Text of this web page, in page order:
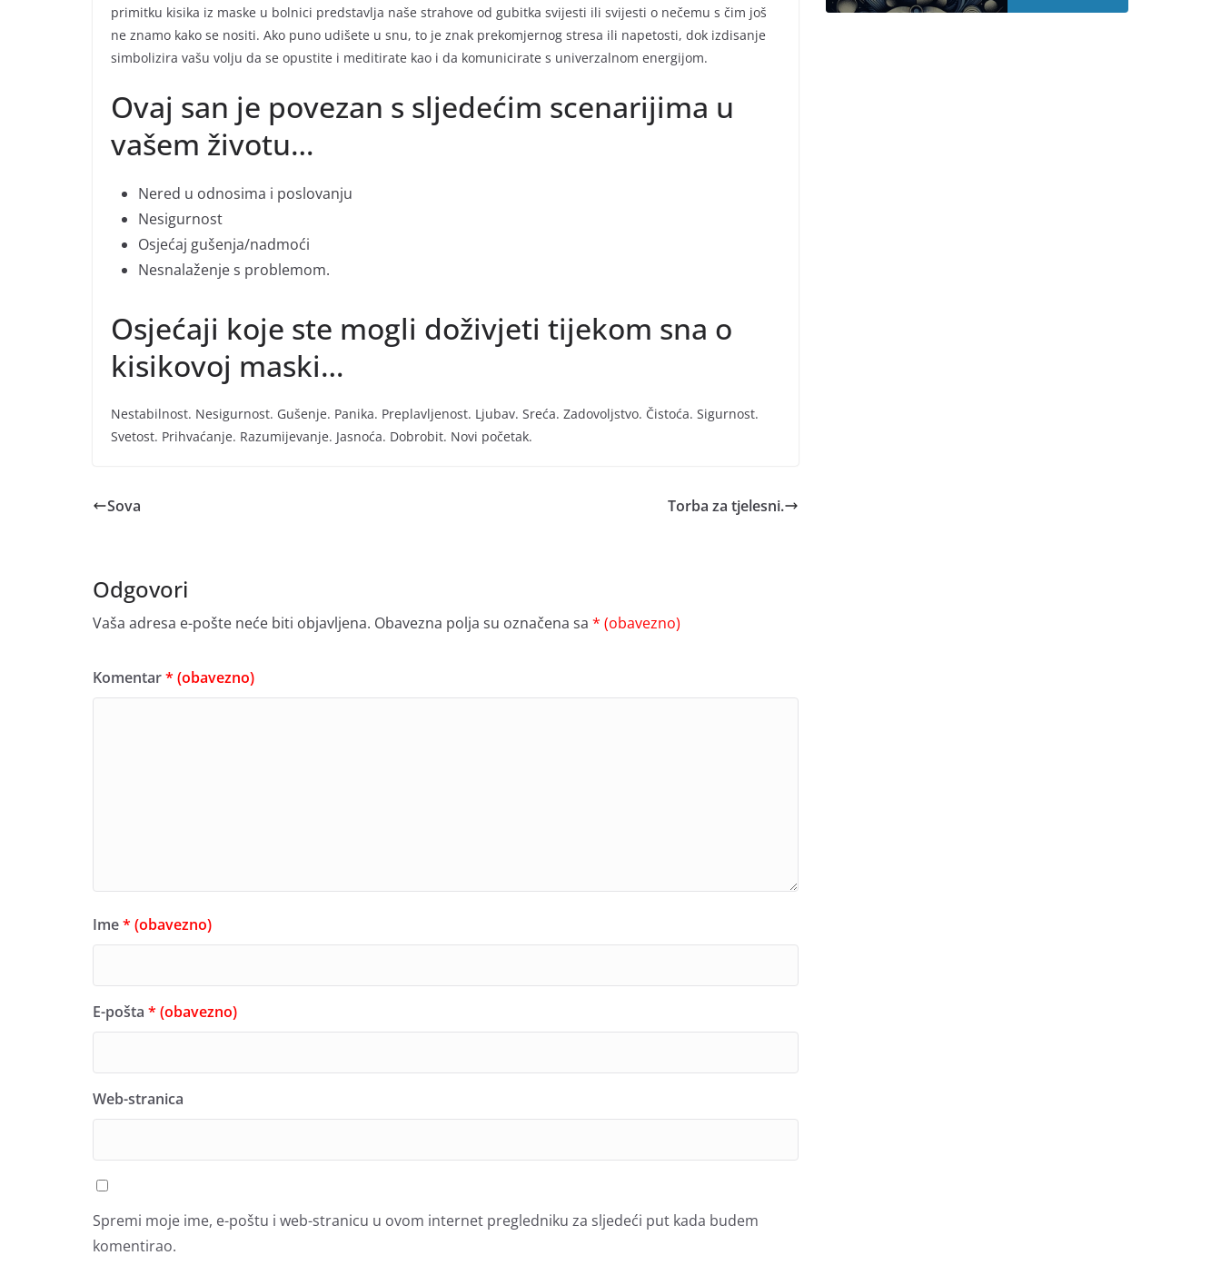
primitku kisika iz maske u bolnici predstavlja naše strahove od gubitka svijesti ili svijesti o nečemu s čim još
ne znamo kako se nositi. Ako puno udišete u snu, to je znak prekomjernog stresa ili napetosti, dok izdisanje
simbolizira vašu volju da se opustite i meditirate kao i da komunicirate s univerzalnom energijom.
Ovaj san je povezan s sljedećim scenarijima u
vašem životu…
Nered u odnosima i poslovanju
Nesigurnost
Osjećaj gušenja/nadmoći
Nesnalaženje s problemom.
Osjećaji koje ste mogli doživjeti tijekom sna o
kisikovoj maski…
Nestabilnost. Nesigurnost. Gušenje. Panika. Preplavljenost. Ljubav. Sreća. Zadovoljstvo. Čistoća. Sigurnost.
Svetost. Prihvaćanje. Razumijevanje. Jasnoća. Dobrobit. Novi početak.
Sova Torba za tjelesni.
Odgovori
Vaša adresa e-pošte neće biti objavljena. Obavezna polja su označena sa * (obavezno)
Komentar* (obavezno)
Ime* (obavezno)
E-pošta * (obavezno)
Web-stranica
Spremi moje ime, e-poštu i web-stranicu u ovom internet pregledniku za sljedeći put kada budem
komentirao.